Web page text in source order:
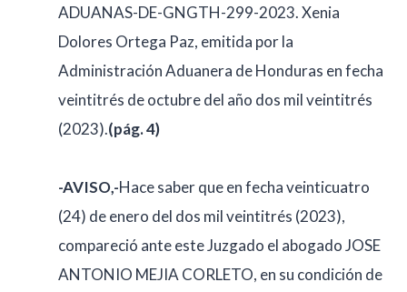
ADUANAS-DE-GNGTH-299-2023. Xenia
Dolores Ortega Paz, emitida por la
Administración Aduanera de Honduras en fecha
veintitrés de octubre del año dos mil veintitrés
(2023).(pág. 4)
-AVISO,-Hace saber que en fecha veinticuatro
(24) de enero del dos mil veintitrés (2023),
compareció ante este Juzgado el abogado JOSE
ANTONIO MEJIA CORLETO, en su condición de